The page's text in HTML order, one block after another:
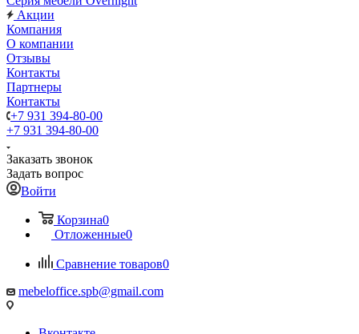
Акции
Компания
О компании
Отзывы
Контакты
Партнеры
Контакты
+7 931 394-80-00
+7 931 394-80-00
Заказать звонок
Задать вопрос
Войти
Корзина0
Отложенные0
Сравнение товаров0
mebeloffice.spb@gmail.com